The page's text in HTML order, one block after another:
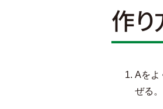
作り
Aをよ
ぜる。